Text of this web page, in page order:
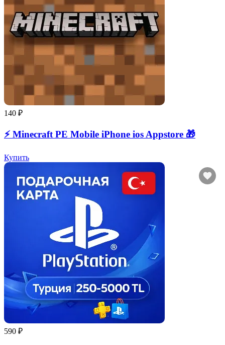
140 ₽
⚡️ Minecraft PE Mobile iPhone ios Appstore 🎁
Купить
590 ₽